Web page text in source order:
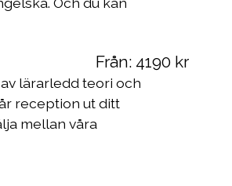
Från: 4190 kr
lärarledd teori och
reception ut ditt
mellan våra